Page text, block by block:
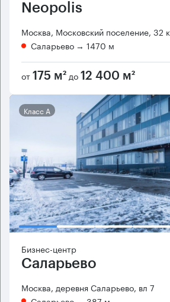
Neopolis
Москва, Московский поселение, 32
Саларьево → 1470 м
от 175 м² до 12 400 м²
Класс А
Бизнес-центр
Саларьево
Москва, деревня Саларьево, вл 7